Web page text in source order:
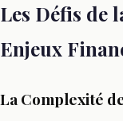
Les Défis de
Enjeux
La Complexité